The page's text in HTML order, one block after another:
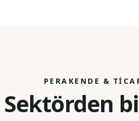
PERAKENDE &
Sektörden